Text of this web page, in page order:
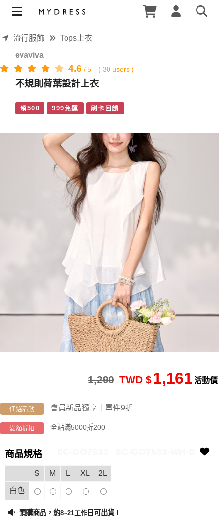
不規則荷葉設計上衣 | MYDRESS 時裳韓風
流行服飾 Tops上衣
evaviva
4.6 / 5 ( 30 users )
不規則荷葉設計上衣
領500 999免運 刷卡回饋
活動價
1,161
TWD $
1,290
任選活動 會員新品獨享｜單件9折
滿額折扣 全站滿5000折200
商品規格
S M L XL 2L
白色
預購商品，約8~21工作 日可出貨 !